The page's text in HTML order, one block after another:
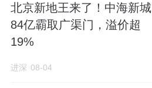
北京新地王来了！中海新城
84亿霸取广渠门，溢价超
19%
进深 08-04